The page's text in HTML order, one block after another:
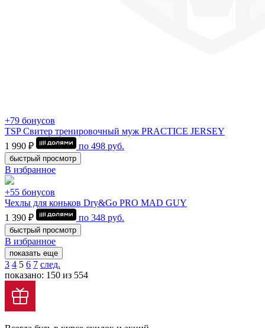
+79 бонусов
TSP Свитер тренировочный муж PRACTICE JERSEY
1 990 ₽
по 498 руб.
быстрый просмотр
В избранное
+55 бонусов
Чехлы для коньков Dry&Go PRO MAD GUY
1 390 ₽
по 348 руб.
быстрый просмотр
В избранное
показать еще
3 4 5 6 7 след.
показано: 150 из 554